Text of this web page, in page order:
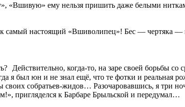
«Вшивую» ему нельзя пришить даже белыми
самый настоящий «Вшиволипец»! Бес — чертяка —
когда-то, на заре своей борьбы со
я был юн и не знал ещё, что те фотки и реальная
собратьев-жидов… Разочаровавшись, я три
пригляделся к Барбаре Брыльской и передумал…